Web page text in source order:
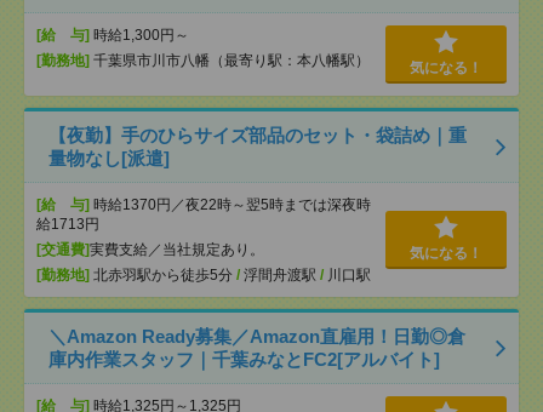
[給 与] 時給1,300円～
[勤務地] 千葉県市川市八幡（最寄り駅：本八幡駅） 気になる！
【夜勤】手のひらサイズ部品のセット・袋詰め｜重
量物なし[派遣]
[給 与] 時給1370円／夜22時～翌5時までは深夜時
給1713円
[交通費]実費支給／当社規定あり。
[勤務地] 北赤羽駅から徒歩5分 / 浮間舟渡駅 / 川口駅
気になる！
＼Amazon Ready募集／Amazon直雇用！日勤◎倉
庫内作業スタッフ｜千葉みなとFC2[アルバイト]
[給 与] 時給1,325円～1,325円